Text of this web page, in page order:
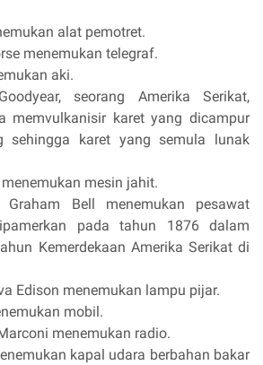
alat pemotret.
menemukan telegraf.
aki.
seorang Amerika Serikat,
memvulkanisir karet yang dicampur
sehingga karet yang semula lunak
mesin jahit.
Graham Bell menemukan pesawat
pada tahun 1876 dalam
Kemerdekaan Amerika Serikat di
Edison menemukan lampu pijar.
mobil.
menemukan radio.
kapal udara berbahan bakar